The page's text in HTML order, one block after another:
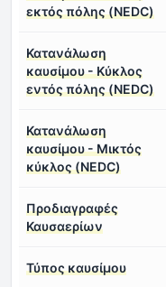
εκτός πόλης (NEDC)
Κατανάλωση
καυσίμου - Κύκλος
εντός πόλης (NEDC)
Κατανάλωση
καυσίμου - Μικτός
κύκλος (NEDC)
Προδιαγραφές
Καυσαερίων
Τύπος καυσίμου